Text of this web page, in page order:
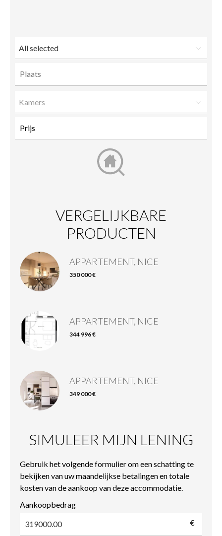
All selected
Kamers
VERGELIJKBARE
PRODUCTEN
APPARTEMENT, NICE
350 000 €
APPARTEMENT, NICE
344 996 €
APPARTEMENT, NICE
349 000 €
SIMULEER MIJN LENING
Gebruik het volgende formulier om een schatting te
bekijken van uw maandelijkse betalingen en totale
kosten van de aankoop van deze accommodatie.
Aankoopbedrag
€